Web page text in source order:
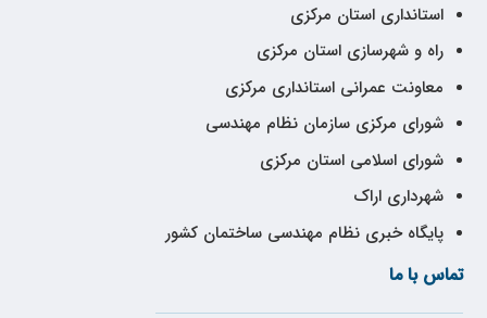
استانداری استان مرکزی
راه و شهرسازی استان مرکزی
معاونت عمرانی استانداری مرکزی
شورای مرکزی سازمان نظام مهندسی
شورای اسلامی استان مرکزی
شهرداری اراک
پایگاه خبری نظام مهندسی ساختمان کشور
تماس با ما